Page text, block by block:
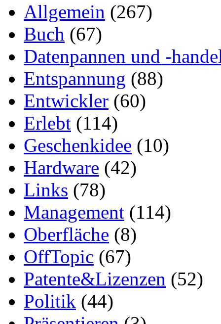
Allgemein (267)
Buch (67)
Datenpannen und -
Entspannung (88)
Entwickler (60)
Erlebt (114)
Geschenkidee (10)
Hardware (42)
Links (78)
Management (114)
Oberfläche (8)
OffTopic (67)
Patente&Lizenzen (52)
Politik (44)